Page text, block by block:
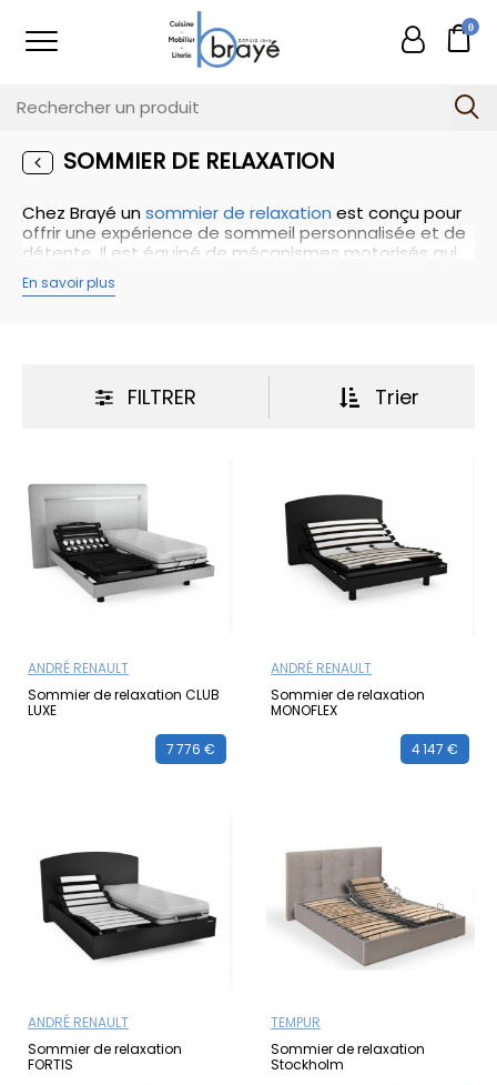
0
SOMMIER DE RELAXATION
Chez Brayé unsommier de relaxation est conçu pour
offrir une expérience de sommeil personnalisée et de
détente. Il est équipé de mécanismes motorisés qui
permettent d'ajuster la position du lit selon vos
préférences. Vous pouvez incliner la tête, le dos, les
soulager les douleurs corporelles, améliorer la
circulation sanguine, réduire les ronflements ou
simplement profiter d'une position de sommeil plus
télévision ou travailler dans votre lit. Avec des options
de réglage simples et pratiques, ces sommiers
s'adaptent parfaitement à vos besoins individuels.
En savoir plus
FILTRER Trier
ANDRÉ RENAULT
Sommier de relaxation CLUB
LUXE
7 776 €
ANDRÉ RENAULT
Sommier de relaxation
MONOFLEX
4 147 €
ANDRÉ RENAULT
Sommier de relaxation
FORTIS
TEMPUR
Sommier de relaxation
Stockholm